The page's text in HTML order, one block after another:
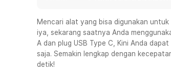
Mencari alat yang bisa digunakan
iya, sekarang saatnya Anda
A dan plug USB Type C, Kini Anda
saja. Semakin lengkap dengan
detik!